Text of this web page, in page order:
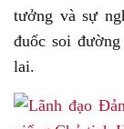
tưởng và sự
đuốc soi
lai.